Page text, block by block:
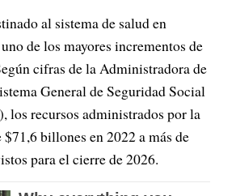
al sistema de salud en
de los mayores incrementos de
cifras de la Administradora de
General de Seguridad Social
los recursos administrados por la
billones en 2022 a más de
para el cierre de 2026.